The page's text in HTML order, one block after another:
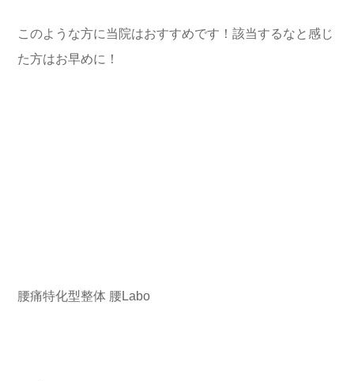
このような方に当院はおすすめです！該当するなと感じ
た方はお早めに！
腰痛特化型整体 腰Labo